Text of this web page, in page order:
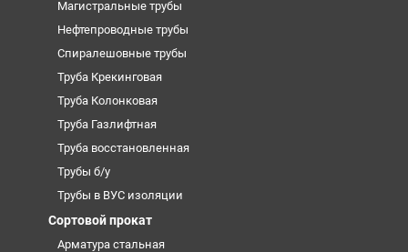
Магистральные трубы
Нефтепроводные трубы
Спиралешовные трубы
Труба Крекинговая
Труба Колонковая
Труба Газлифтная
Труба восстановленная
Трубы б/у
Трубы в ВУС изоляции
Сортовой прокат
Арматура стальная